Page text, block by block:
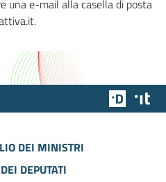
e-mail alla casella di posta
Team
DEI MINISTRI
DEPUTATI